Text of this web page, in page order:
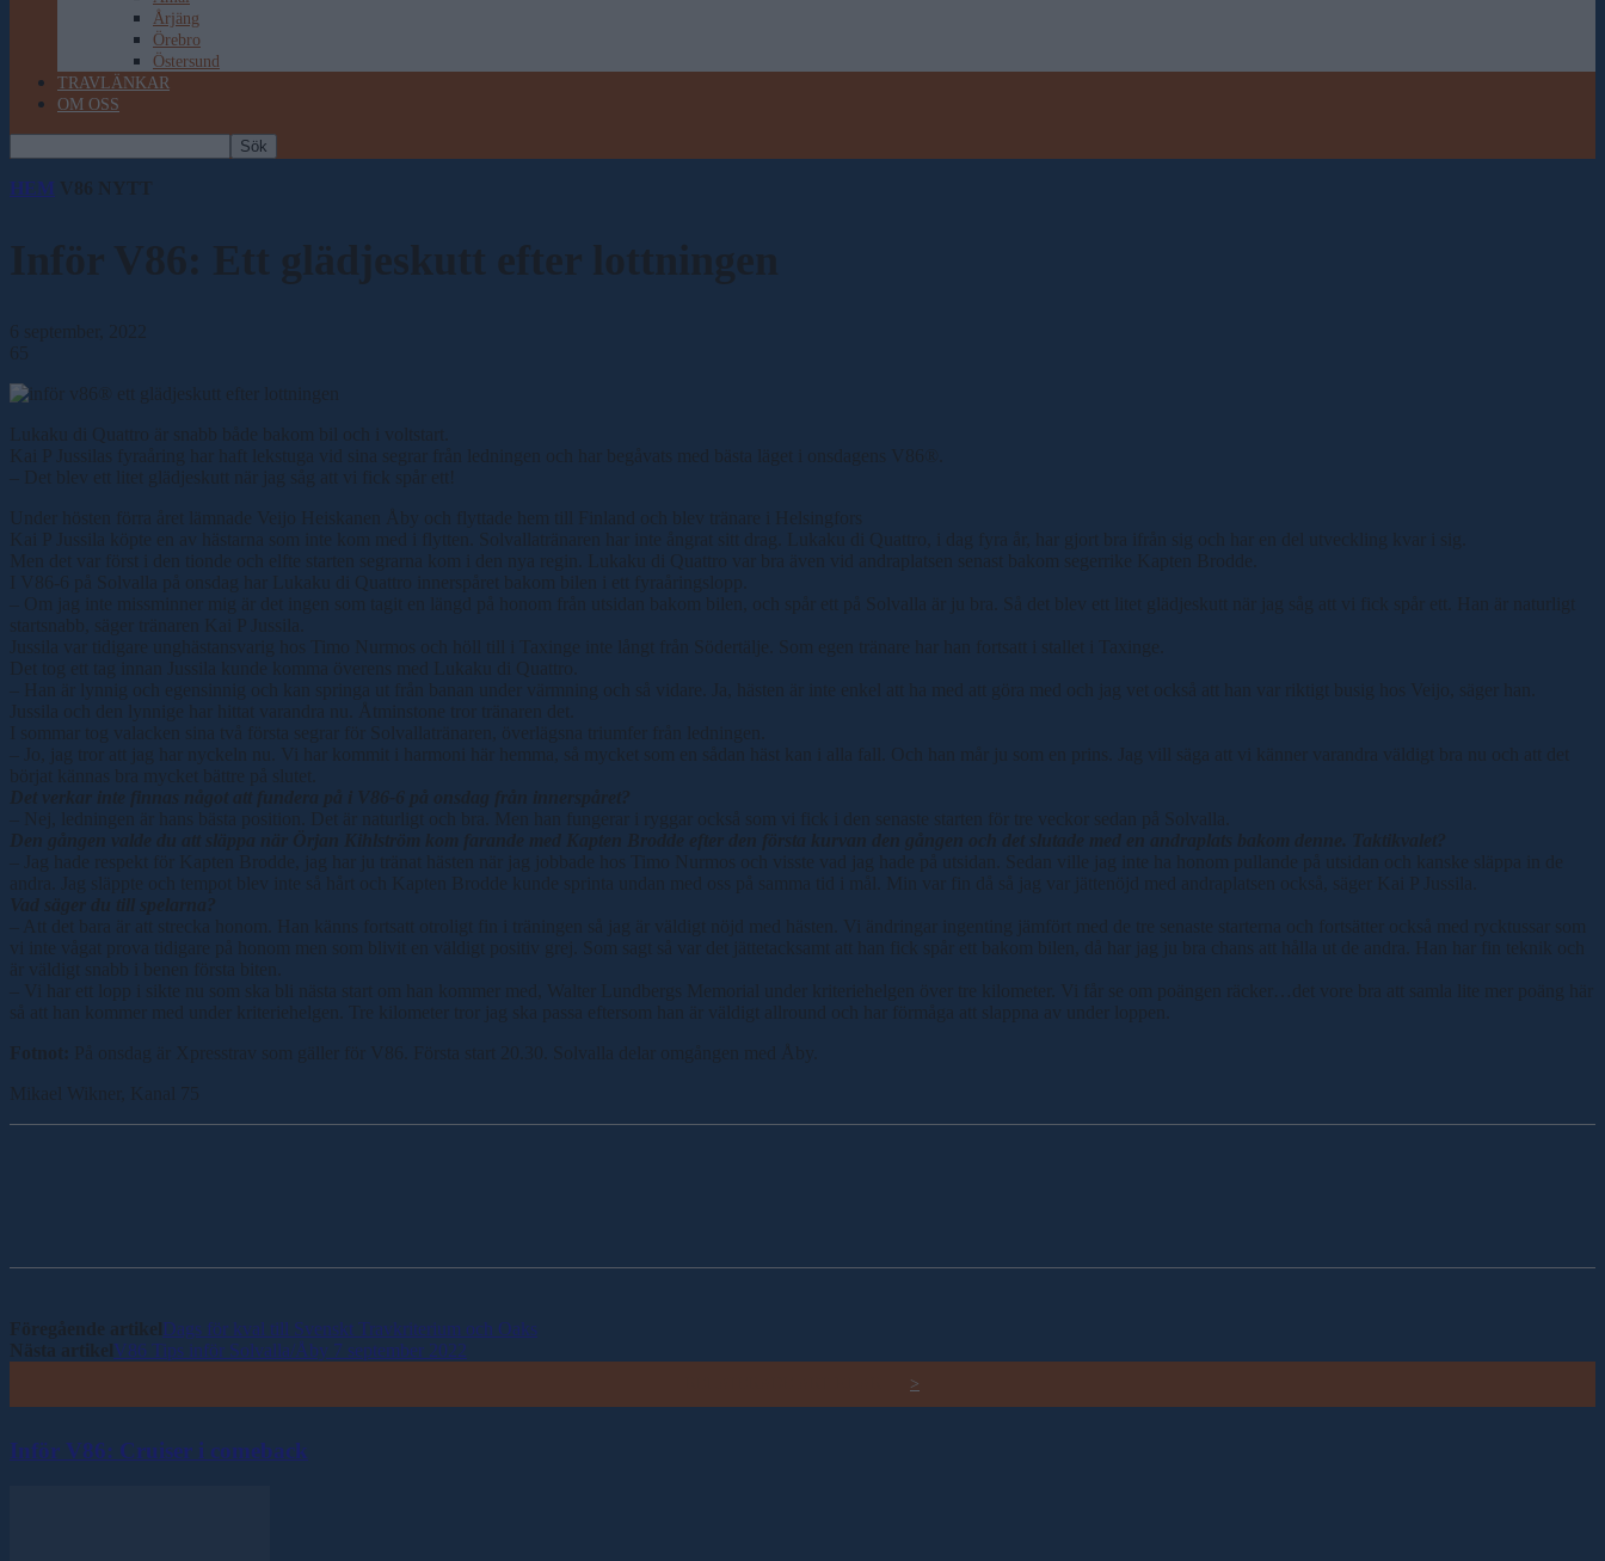
Årjäng
Örebro
Östersund
TRAVLÄNKAR
OM OSS
HEM V86 NYTT
Inför V86: Ett glädjeskutt efter lottningen
6 september, 2022
65
Lukaku di Quattro är snabb både bakom bil och i voltstart.
Kai P Jussilas fyraåring har haft lekstuga vid sina segrar från ledningen och har begåvats med bästa läget i onsdagens V86®.
– Det blev ett litet glädjeskutt när jag såg att vi fick spår ett!
Under hösten förra året lämnade Veijo Heiskanen Åby och flyttade hem till Finland och blev tränare i Helsingfors
Kai P Jussila köpte en av hästarna som inte kom med i flytten. Solvallatränaren har inte ångrat sitt drag. Lukaku di Quattro, i dag fyra år, har gjort bra ifrån sig och har en del utveckling kvar i sig.
Men det var först i den tionde och elfte starten segrarna kom i den nya regin. Lukaku di Quattro var bra även vid andraplatsen senast bakom segerrike Kapten Brodde.
I V86-6 på Solvalla på onsdag har Lukaku di Quattro innerspåret bakom bilen i ett fyraåringslopp.
– Om jag inte missminner mig är det ingen som tagit en längd på honom från utsidan bakom bilen, och spår ett på Solvalla är ju bra. Så det blev ett litet glädjeskutt när jag såg att vi fick spår ett. Han är naturligt
startsnabb, säger tränaren Kai P Jussila.
Jussila var tidigare unghästansvarig hos Timo Nurmos och höll till i Taxinge inte långt från Södertälje. Som egen tränare har han fortsatt i stallet i Taxinge.
Det tog ett tag innan Jussila kunde komma överens med Lukaku di Quattro.
– Han är lynnig och egensinnig och kan springa ut från banan under värmning och så vidare. Ja, hästen är inte enkel att ha med att göra med och jag vet också att han var riktigt busig hos Veijo, säger han.
Jussila och den lynnige har hittat varandra nu. Åtminstone tror tränaren det.
I sommar tog valacken sina två första segrar för Solvallatränaren, överlägsna triumfer från ledningen.
– Jo, jag tror att jag har nyckeln nu. Vi har kommit i harmoni här hemma, så mycket som en sådan häst kan i alla fall. Och han mår ju som en prins. Jag vill säga att vi känner varandra väldigt bra nu och att det
börjat kännas bra mycket bättre på slutet.
Det verkar inte finnas något att fundera på i V86-6 på onsdag från innerspåret?
– Nej, ledningen är hans bästa position. Det är naturligt och bra. Men han fungerar i ryggar också som vi fick i den senaste starten för tre veckor sedan på Solvalla.
Den gången valde du att släppa när Örjan Kihlström kom farande med Kapten Brodde efter den första kurvan den gången och det slutade med en andraplats bakom denne. Taktikvalet?
– Jag hade respekt för Kapten Brodde, jag har ju tränat hästen när jag jobbade hos Timo Nurmos och visste vad jag hade på utsidan. Sedan ville jag inte ha honom pullande på utsidan och kanske släppa in de
andra. Jag släppte och tempot blev inte så hårt och Kapten Brodde kunde sprinta undan med oss på samma tid i mål. Min var fin då så jag var jättenöjd med andraplatsen också, säger Kai P Jussila.
Vad säger du till spelarna?
– Att det bara är att strecka honom. Han känns fortsatt otroligt fin i träningen så jag är väldigt nöjd med hästen. Vi ändringar ingenting jämfört med de tre senaste starterna och fortsätter också med rycktussar som
vi inte vågat prova tidigare på honom men som blivit en väldigt positiv grej. Som sagt så var det jättetacksamt att han fick spår ett bakom bilen, då har jag ju bra chans att hålla ut de andra. Han har fin teknik och
är väldigt snabb i benen första biten.
– Vi har ett lopp i sikte nu som ska bli nästa start om han kommer med, Walter Lundbergs Memorial under kriteriehelgen över tre kilometer. Vi får se om poängen räcker…det vore bra att samla lite mer poäng här
så att han kommer med under kriteriehelgen. Tre kilometer tror jag ska passa eftersom han är väldigt allround och har förmåga att slappna av under loppen.
Fotnot: På onsdag är Xpresstrav som gäller för V86. Första start 20.30. Solvalla delar omgången med Åby.
Mikael Wikner, Kanal 75
Föregående artikelDags för kval till Svenskt Travkriterium och Oaks
Nästa artikelV86 Tips inför Solvalla/Åby 7 september 2022
>
Inför V86: Cruiser i comeback